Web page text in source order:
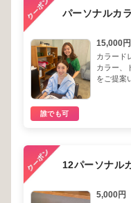
パーソナルカ
15,000円
カラード
カラー、
をご提案
誰でも可
12パーソナル
5,000円